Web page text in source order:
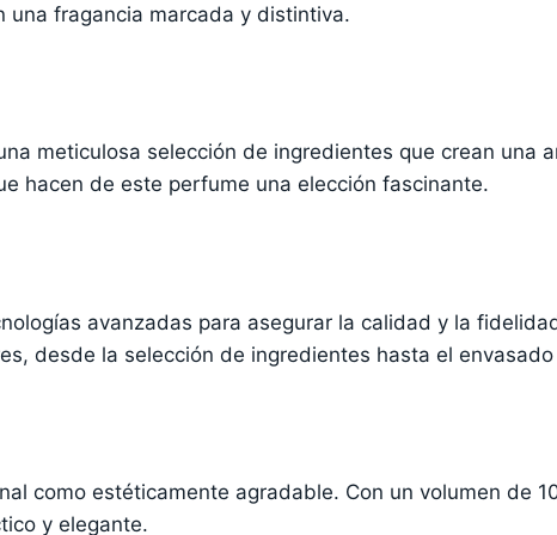
fragancia marcada y distintiva.
meticulosa selección de ingredientes que crean una
hacen de este perfume una elección fascinante.
avanzadas para asegurar la calidad y la
desde la selección de ingredientes hasta el
como estéticamente agradable. Con un volumen de
y elegante.